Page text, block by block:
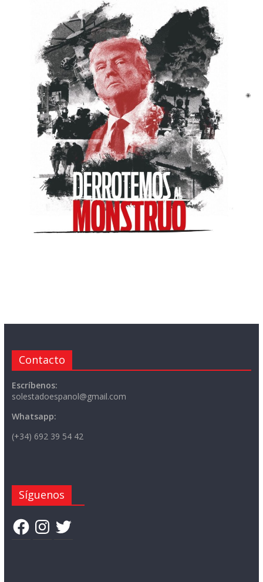
Contacto
Escríbenos:
solestadoespanol@gmail.com
Whatsapp:
(+34) 692 39 54 42
Síguenos
FacebookInstagram
Twitter